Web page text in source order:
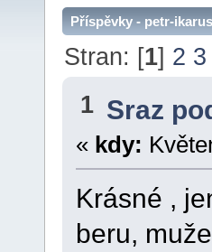
Příspěvky - petr-ikarus
Stran: [1] 2 3
1 Sraz
« kdy:
Krásné ,
beru,